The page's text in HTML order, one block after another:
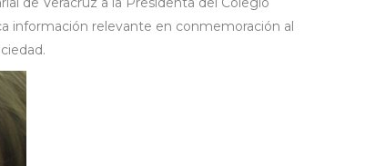
información relevante en conmemoración al